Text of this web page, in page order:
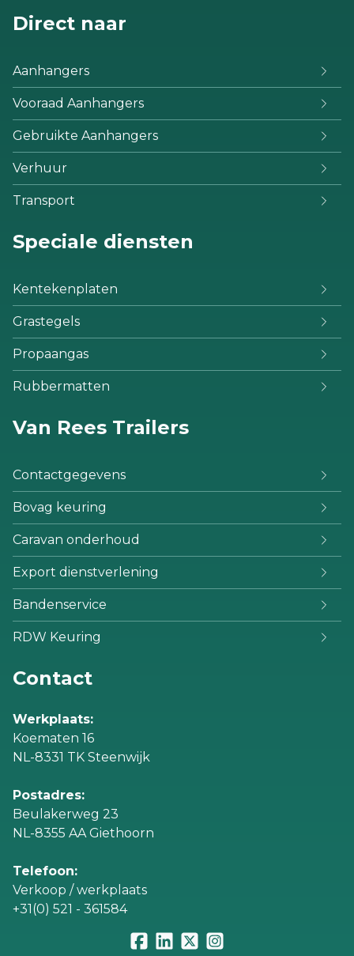
Direct naar
Aanhangers
Vooraad Aanhangers
Gebruikte Aanhangers
Verhuur
Transport
Speciale diensten
Kentekenplaten
Grastegels
Propaangas
Rubbermatten
Van Rees Trailers
Contactgegevens
Bovag keuring
Caravan onderhoud
Export dienstverlening
Bandenservice
RDW Keuring
Contact
Werkplaats:
Koematen 16
NL-8331 TK Steenwijk
Postadres:
Beulakerweg 23
NL-8355 AA Giethoorn
Telefoon:
Verkoop / werkplaats
+31(0) 521 - 361584